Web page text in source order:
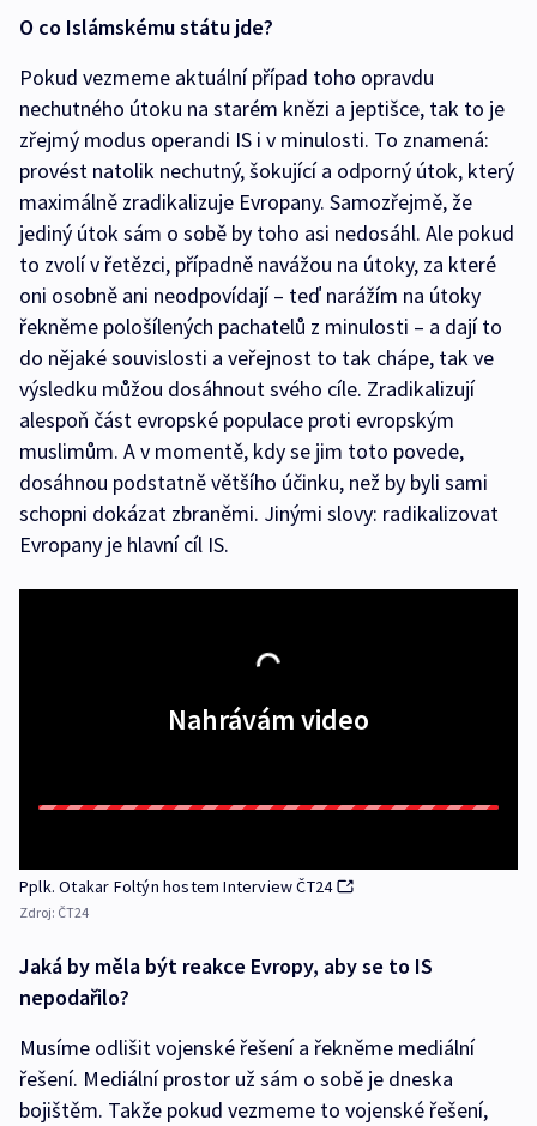
O co Islámskému státu jde?
Pokud vezmeme aktuální případ toho opravdu
nechutného útoku na starém knězi a jeptišce, tak to je
zřejmý modus operandi IS i v minulosti. To znamená:
provést natolik nechutný, šokující a odporný útok, který
maximálně zradikalizuje Evropany. Samozřejmě, že
jediný útok sám o sobě by toho asi nedosáhl. Ale pokud
to zvolí v řetězci, případně navážou na útoky, za které
oni osobně ani neodpovídají – teď narážím na útoky
řekněme pološílených pachatelů z minulosti – a dají to
do nějaké souvislosti a veřejnost to tak chápe, tak ve
výsledku můžou dosáhnout svého cíle. Zradikalizují
alespoň část evropské populace proti evropským
muslimům. A v momentě, kdy se jim toto povede,
dosáhnou podstatně většího účinku, než by byli sami
schopni dokázat zbraněmi. Jinými slovy: radikalizovat
Evropany je hlavní cíl IS.
Nahrávám video
Pplk. Otakar Foltýn hostem Interview ČT24
Zdroj: ČT24
Jaká by měla být reakce Evropy, aby se to IS
nepodařilo?
Musíme odlišit vojenské řešení a řekněme mediální
řešení. Mediální prostor už sám o sobě je dneska
bojištěm. Takže pokud vezmeme to vojenské řešení,